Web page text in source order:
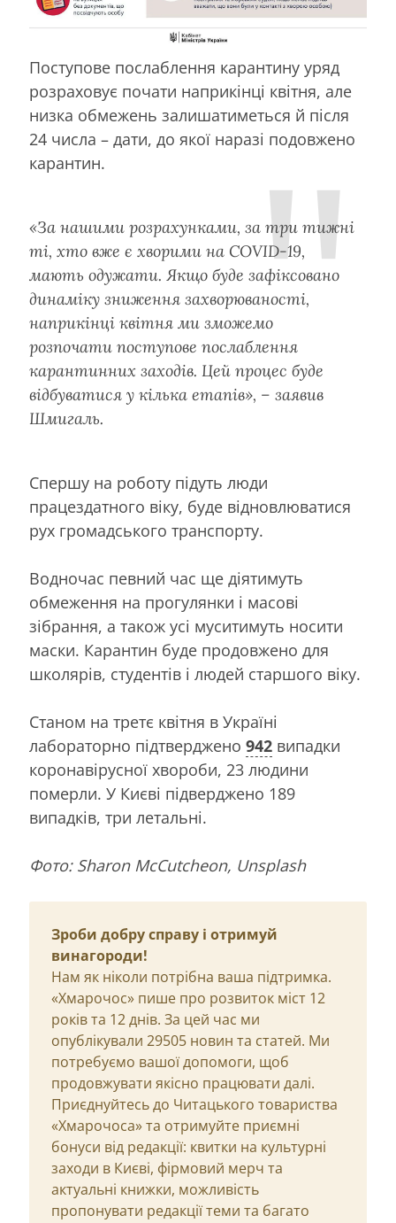
Поступове послаблення карантину уряд
розраховує почати наприкінці квітня, але
низка обмежень залишатиметься й після
24 числа – дати, до якої наразі подовжено
карантин.
«За нашими розрахунками, за три тижні
ті, хто вже є хворими на COVID-19,
мають одужати. Якщо буде зафіксовано
динаміку зниження захворюваності,
наприкінці квітня ми зможемо
розпочати поступове послаблення
карантинних заходів. Цей процес буде
відбуватися у кілька етапів», – заявив
Шмигаль.
Спершу на роботу підуть люди
працездатного віку, буде відновлюватися
рух громадського транспорту.
Водночас певний час ще діятимуть
обмеження на прогулянки і масові
зібрання, а також усі муситимуть носити
маски. Карантин буде продовжено для
школярів, студентів і людей старшого віку.
Станом на третє квітня в Україні
лабораторно підтверджено 942 випадки
коронавірусної хвороби, 23 людини
померли. У Києві підверджено 189
випадків, три летальні.
Фото: Sharon McCutcheon, Unsplash
Зроби добру справу і отримуй
винагороди!
Нам як ніколи потрібна ваша підтримка.
«Хмарочос» пише про розвиток міст 12
років та 12 днів. За цей час ми
опублікували 29505 новин та статей. Ми
потребуємо вашої допомоги, щоб
продовжувати якісно працювати далі.
Приєднуйтесь до Читацького товариства
«Хмарочоса» та отримуйте приємні
бонуси від редакції: квитки на культурні
заходи в Києві, фірмовий мерч та
актуальні книжки, можливість
пропонувати редакції теми та багато